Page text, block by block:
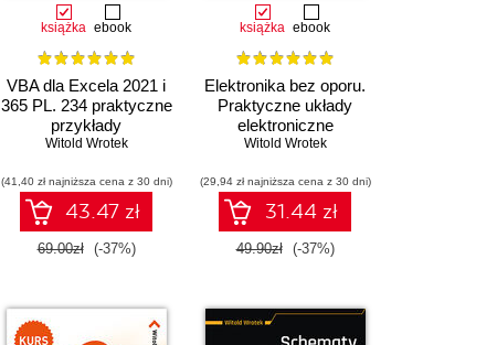
książka ebook
VBA dla Excela 2021 i
365 PL. 234 praktyczne
przykłady
Witold Wrotek
(41,40 zł najniższa cena z 30 dni)
43.47 zł
69.00zł (-37%)
książka ebook
Elektronika bez oporu.
Praktyczne układy
elektroniczne
Witold Wrotek
(29,94 zł najniższa cena z 30 dni)
31.44 zł
49.90zł (-37%)